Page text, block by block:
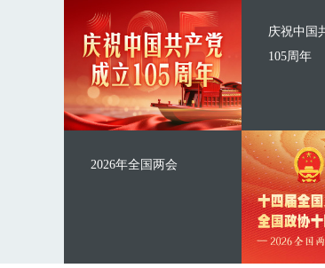
庆祝中国
105周年
2026年全国两会